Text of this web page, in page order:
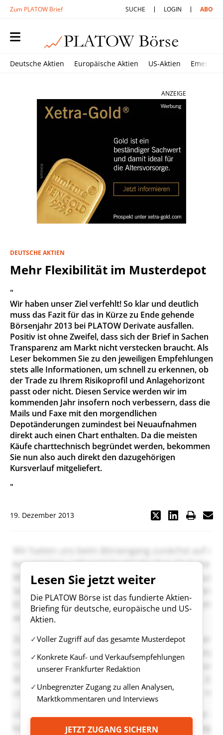
Zum PLATOW Brief SUCHE LOGIN ABO
Deutsche Aktien Europäische Aktien US-Aktien
ANZEIGE
DEUTSCHE AKTIEN
Mehr Flexibilität im Musterdepot
"
Wir haben unser Ziel verfehlt! So klar und deutlich
muss das Fazit für das in Kürze zu Ende gehende
Börsenjahr 2013 bei PLATOW Derivate ausfallen.
Positiv ist ohne Zweifel, dass sich der Brief in Sachen
Transparenz am Markt nicht verstecken braucht. Als
Leser bekommen Sie zu den jeweiligen Empfehlungen
stets alle Informationen, um schnell zu erkennen, ob
der Trade zu Ihrem Risikoprofil und Anlagehorizont
passt oder nicht. Diesen Service werden wir im
kommenden Jahr insofern noch verbessern, dass die
Mails und Faxe mit den morgendlichen
Depotänderungen zumindest bei Neuaufnahmen
direkt auch einen Chart enthalten. Da die meisten
Käufe charttechnisch begründet werden, bekommen
Sie nun also auch direkt den dazugehörigen
Kursverlauf mitgeliefert.
"
19. Dezember 2013
Lesen Sie jetzt weiter
Die PLATOW Börse ist das fundierte Aktien-
Briefing für deutsche, europäische und US-
Aktien.
Voller Zugriff auf das gesamte Musterdepot
Konkrete Kauf- und Verkaufsempfehlungen
unserer Frankfurter Redaktion
Unbegrenzter Zugang zu allen Analysen,
Marktkommentaren und Interviews
JETZT ZUGANG SICHERN